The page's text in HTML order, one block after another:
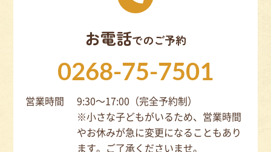
お電話でのご予約
0268-75-7501
営業時間
9:30～17:00（完全予約制）
※小さな子どもがいるため、営業時間
やお休みが急に変更になることもあり
ます。ご了承くださいませ。